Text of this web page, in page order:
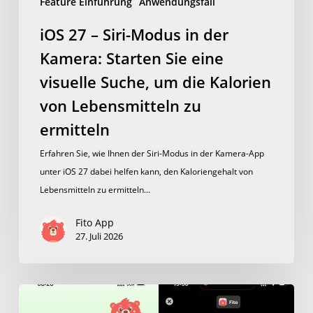
ermitteln
iOS 27 – Siri-Modus in der
Kamera: Starten Sie eine
visuelle Suche, um die Kalorien
von Lebensmitteln zu
ermitteln
Erfahren Sie, wie Ihnen der Siri-Modus in der Kamera-App
unter iOS 27 dabei helfen kann, den Kaloriengehalt von
Lebensmitteln zu ermitteln...
Fito App
27. Juli 2026